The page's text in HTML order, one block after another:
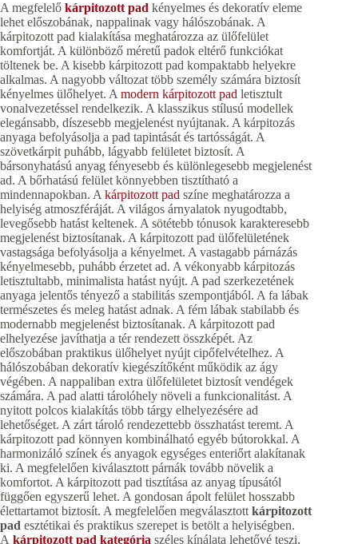
A megfelelő kárpitozott pad kényelmes és dekoratív eleme
lehet előszobának, nappalinak vagy hálószobának. A
kárpitozott pad kialakítása meghatározza az ülőfelület
komfortját. A különböző méretű padok eltérő funkciókat
töltenek be. A kisebb kárpitozott pad kompaktabb helyekre
alkalmas. A nagyobb változat több személy számára biztosít
kényelmes ülőhelyet. Amodern kárpitozott pad letisztult
vonalvezetéssel rendelkezik. A klasszikus stílusú modellek
elegánsabb, díszesebb megjelenést nyújtanak. A kárpitozás
anyaga befolyásolja a pad tapintását és tartósságát. A
szövetkárpit puhább, lágyabb felületet biztosít. A
bársonyhatású anyag fényesebb és különlegesebb megjelenést
ad. A bőrhatású felület könnyebben tisztítható a
mindennapokban. Akárpitozott pad színe meghatározza a
helyiség atmoszféráját. A világos árnyalatok nyugodtabb,
levegősebb hatást keltenek. A sötétebb tónusok karakteresebb
megjelenést biztosítanak. A kárpitozott pad ülőfelületének
vastagsága befolyásolja a kényelmet. A vastagabb párnázás
kényelmesebb, puhább érzetet ad. A vékonyabb kárpitozás
letisztultabb, minimalista hatást nyújt. A pad szerkezetének
anyaga jelentős tényező a stabilitás szempontjából. A fa lábak
természetes és meleg hatást adnak. A fém lábak stabilabb és
modernabb megjelenést biztosítanak. A kárpitozott pad
elhelyezése javíthatja a tér rendezett összképét. Az
előszobában praktikus ülőhelyet nyújt cipőfelvételhez. A
hálószobában dekoratív kiegészítőként működik az ágy
végében. A nappaliban extra ülőfelületet biztosít vendégek
számára. A pad alatti tárolóhely növeli a funkcionalitást. A
nyitott polcos kialakítás több tárgy elhelyezésére ad
lehetőséget. A zárt tároló rendezettebb összhatást teremt. A
kárpitozott pad könnyen kombinálható egyéb bútorokkal. A
harmonizáló színek és anyagok egységes enteriőrt alakítanak
ki. A megfelelően kiválasztott párnák tovább növelik a
komfortot. A kárpitozott pad tisztítása az anyag típusától
függően egyszerű lehet. A gondosan ápolt felület hosszabb
élettartamot biztosít. A megfelelően megválasztottkárpitozott
pad esztétikai és praktikus szerepet is betölt a helyiségben.
A kárpitozott pad kategória széles kínálata lehetővé teszi,